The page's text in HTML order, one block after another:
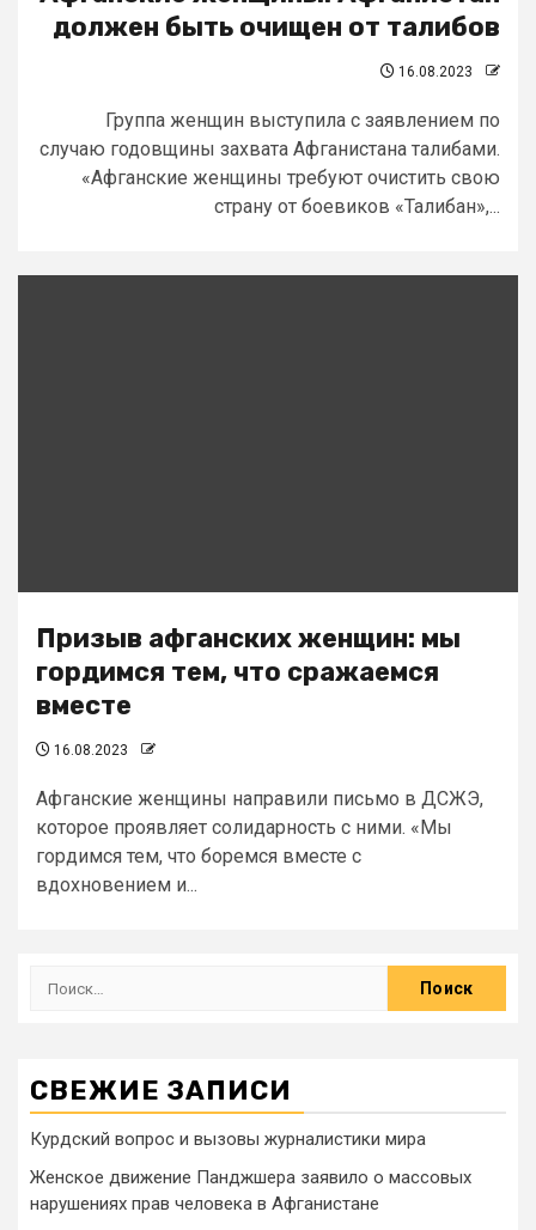
должен быть очищен от талибов
16.08.2023
Группа женщин выступила с заявлением по
случаю годовщины захвата Афганистана талибами.
«Афганские женщины требуют очистить свою
страну от боевиков «Талибан»,...
Призыв афганских женщин: мы
гордимся тем, что сражаемся
вместе
16.08.2023
Афганские женщины направили письмо в ДСЖЭ,
которое проявляет солидарность с ними. «Мы
гордимся тем, что боремся вместе с
вдохновением и...
СВЕЖИЕ ЗАПИСИ
Курдский вопрос и вызовы журналистики мира
Женское движение Панджшера заявило о массовых
нарушениях прав человека в Афганистане